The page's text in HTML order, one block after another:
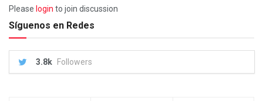
Please login to join discussion
Síguenos en Redes
3.8k Followers